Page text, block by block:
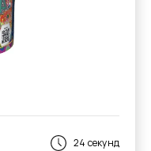
24 секунд